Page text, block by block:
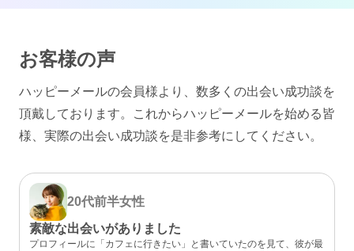
お客様の声
ハッピーメールの会員様より、数多くの出会い成功談を
頂戴しております。
これからハッピーメールを始める皆
様、実際の出会い成功談を是非参考にしてください。
20代前半女性
素敵な出会いがありました
プロフィールに「カフェに行きたい」と書いていたのを見て、彼が最